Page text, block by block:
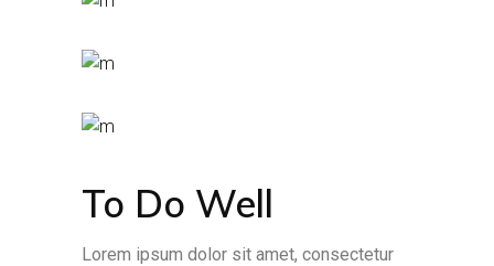
To Do Well
Lorem ipsum dolor sit amet, consectetur